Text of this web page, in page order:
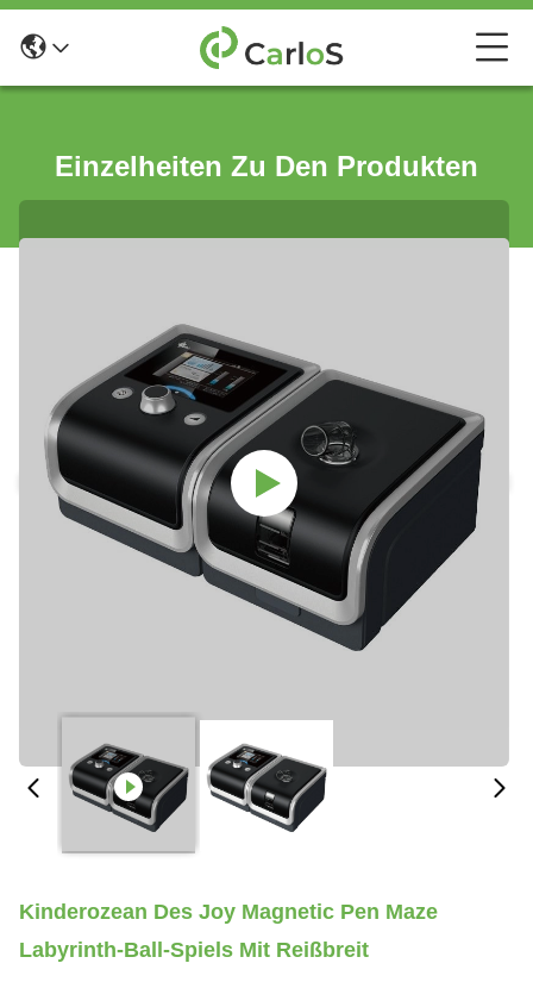
Einzelheiten Zu Den Produkten
Kinderozean Des Joy Magnetic Pen Maze
Labyrinth-Ball-Spiels Mit Reißbreit